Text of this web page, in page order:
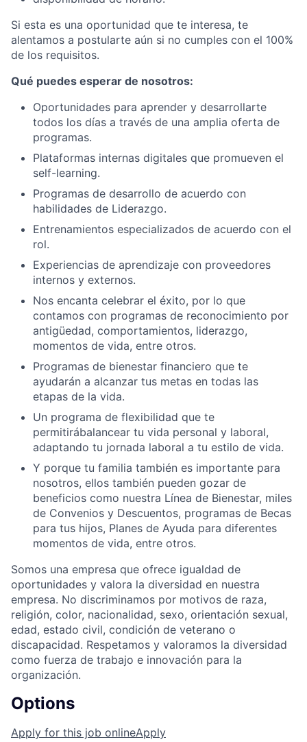
Si esta es una oportunidad que te interesa, te
alentamos a postularte aún si no cumples con el 100%
de los requisitos.
Qué puedes esperar de nosotros:
Oportunidades para aprender y desarrollarte
todos los días a través de una amplia oferta de
programas.
Plataformas internas digitales que promueven el
self-learning.
Programas de desarrollo de acuerdo con
habilidades de Liderazgo.
Entrenamientos especializados de acuerdo con el
rol.
Experiencias de aprendizaje con proveedores
internos y externos.
Nos encanta celebrar el éxito, por lo que
contamos con programas de reconocimiento por
antigüedad, comportamientos, liderazgo,
momentos de vida, entre otros.
Programas de bienestar financiero que te
ayudarán a alcanzar tus metas en todas las
etapas de la vida.
Un programa de flexibilidad que te
permitirábalancear tu vida personal y laboral,
adaptando tu jornada laboral a tu estilo de vida.
Y porque tu familia también es importante para
nosotros, ellos también pueden gozar de
beneficios como nuestra Línea de Bienestar, miles
de Convenios y Descuentos, programas de Becas
para tus hijos, Planes de Ayuda para diferentes
momentos de vida, entre otros.
Somos una empresa que ofrece igualdad de
oportunidades y valora la diversidad en nuestra
empresa. No discriminamos por motivos de raza,
religión, color, nacionalidad, sexo, orientación sexual,
edad, estado civil, condición de veterano o
discapacidad. Respetamos y valoramos la diversidad
como fuerza de trabajo e innovación para la
organización.
Options
Apply for this job onlineApply